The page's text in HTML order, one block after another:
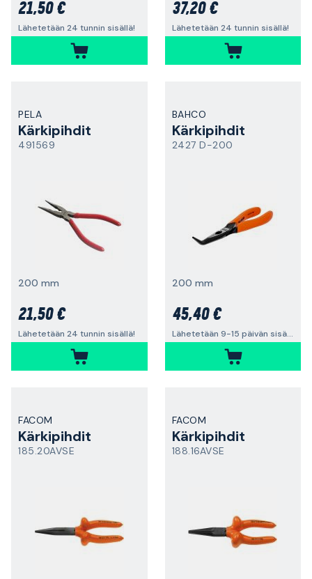
21,50 €
Lähetetään 24 tunnin sisällä!
37,20 €
Lähetetään 24 tunnin sisällä!
PELA
Kärkipihdit
491569
200 mm
21,50 €
Lähetetään 24 tunnin sisällä!
BAHCO
Kärkipihdit
2427 D-200
200 mm
45,40 €
Lähetetään 9-15 päivän sisällä
FACOM
Kärkipihdit
185.20AVSE
FACOM
Kärkipihdit
188.16AVSE